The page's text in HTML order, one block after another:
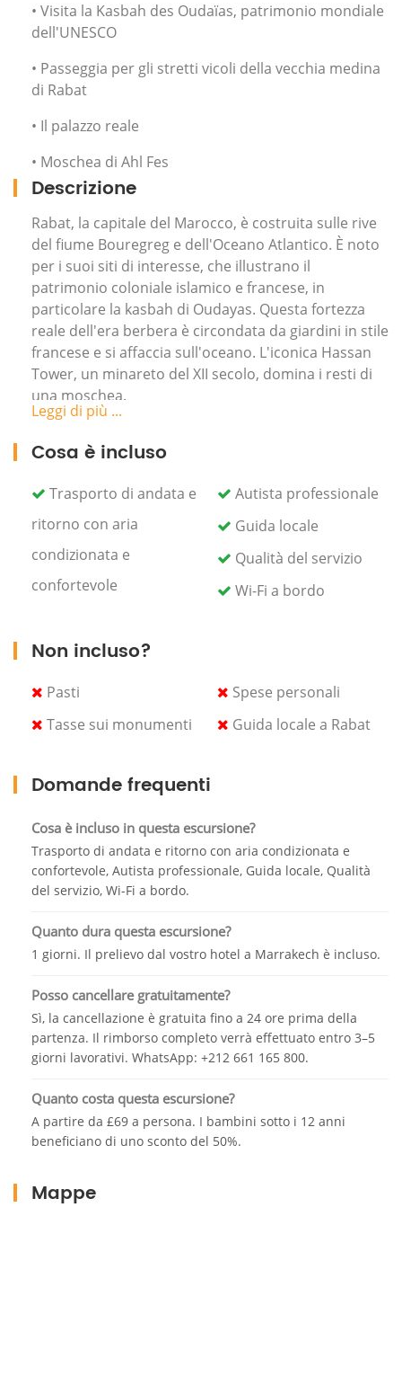
• Visita la Kasbah des Oudaïas, patrimonio mondiale
dell'UNESCO
• Passeggia per gli stretti vicoli della vecchia medina
di Rabat
• Il palazzo reale
• Moschea di Ahl Fes
Descrizione
Rabat, la capitale del Marocco, è costruita sulle rive
del fiume Bouregreg e dell'Oceano Atlantico. È noto
per i suoi siti di interesse, che illustrano il
patrimonio coloniale islamico e francese, in
particolare la kasbah di Oudayas. Questa fortezza
reale dell'era berbera è circondata da giardini in stile
francese e si affaccia sull'oceano. L'iconica Hassan
Tower, un minareto del XII secolo, domina i resti di
una moschea.
una gita privata di un giorno a Rabat. Viaggio lungo
in residenza dal nostro autista bilingue
professionale.
Quando raggiungi Rabat, incontrerai la nostra guida
dall'esterno.
Il palazzo ospita l'Ufficio del Primo Ministro, il Royal
quartieri della Guardia.
l'Università Mohammed V e la Torre Hassan. Avrai
e ammirare le pareti della camera funeraria.
Continua la tua visita alla Kasbah e alla Rue des
Consuls, la strada più interessante della città da un
shopping in Souika Street, la strada più frequentata
della medina di Rabat.
Incontra il tuo autista per il viaggio di ritorno a tarda
sera.
Leggi di più ...
Cosa è incluso
Trasporto di andata e
ritorno con aria
condizionata e
confortevole
Autista professionale
Guida locale
Qualità del servizio
Wi-Fi a bordo
Non incluso?
Pasti
Tasse sui monumenti
Spese personali
Guida locale a Rabat
Domande frequenti
Cosa è incluso in questa escursione?
Trasporto di andata e ritorno con aria condizionata e
confortevole, Autista professionale, Guida locale, Qualità
del servizio, Wi-Fi a bordo.
Quanto dura questa escursione?
1 giorni. Il prelievo dal vostro hotel a Marrakech è incluso.
Posso cancellare gratuitamente?
Sì, la cancellazione è gratuita fino a 24 ore prima della
partenza. Il rimborso completo verrà effettuato entro 3–5
giorni lavorativi. WhatsApp: +212 661 165 800.
Quanto costa questa escursione?
A partire da £69 a persona. I bambini sotto i 12 anni
beneficiano di uno sconto del 50%.
Mappe